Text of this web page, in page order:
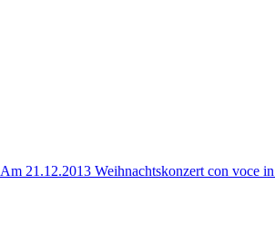
Am 21.12.2013 Weihnachtskonzert con voce